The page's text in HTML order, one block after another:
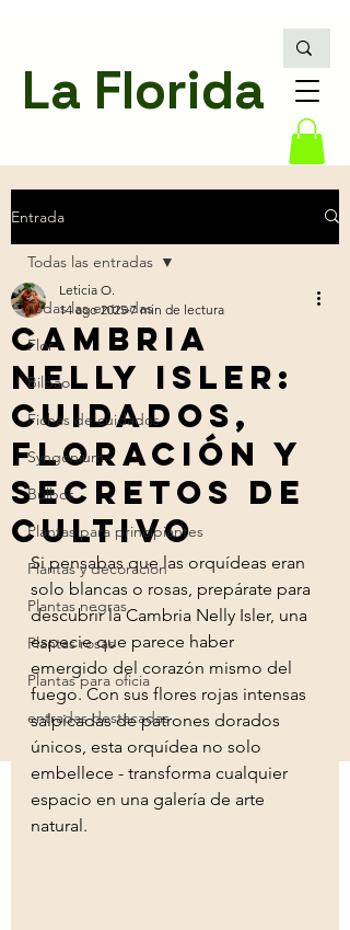
La Florida
Entrada
Todas las entradas
Flor
Bilbao
Fichas de cuidados
Syngonium
Bulbos
Plantas para principiantes
Plantas y decoracion
Plantas negras
Plantas rosas
Plantas para oficia
entradas destacadas
Todas las entradas
Cambria
Nelly Isler:
Cuidados,
Floración y
Secretos de
Cultivo
Leticia O.
14 ago 2025 7 min de lectura
Si pensabas que las orquídeas eran
solo blancas o rosas, prepárate para
descubrir la Cambria Nelly Isler, una
especie que parece haber
emergido del corazón mismo del
fuego. Con sus flores rojas intensas
salpicadas de patrones dorados
únicos, esta orquídea no solo
embellece - transforma cualquier
espacio en una galería de arte
natural.